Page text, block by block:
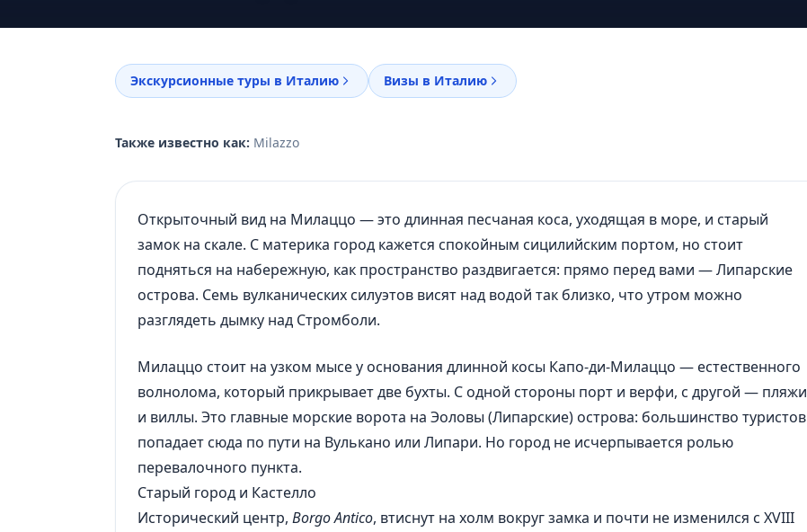
Экскурсионные туры в Италию Визы в Италию
Также известно как: Milazzo
Открыточный вид на Милаццо — это длинная песчаная коса, уходящая в море, и старый
замок на скале. С материка город кажется спокойным сицилийским портом, но стоит
подняться на набережную, как пространство раздвигается: прямо перед вами — Липарские
острова. Семь вулканических силуэтов висят над водой так близко, что утром можно
разглядеть дымку над Стромболи.
Милаццо стоит на узком мысе у основания длинной косы Капо-ди-Милаццо — естественного
волнолома, который прикрывает две бухты. С одной стороны порт и верфи, с другой — пляжи
и виллы. Это главные морские ворота на Эоловы (Липарские) острова: большинство туристов
попадает сюда по пути на Вулькано или Липари. Но город не исчерпывается ролью
перевалочного пункта.
Старый город и Кастелло
Исторический центр, Borgo Antico, втиснут на холм вокруг замка и почти не изменился с XVIII